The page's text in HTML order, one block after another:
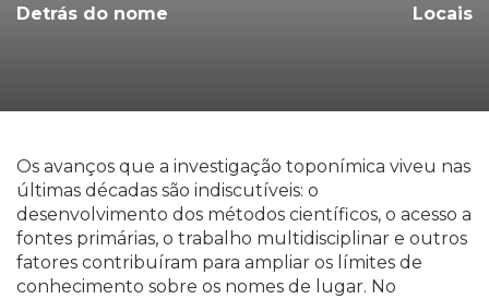
Detrás do nome Locais
Os avanços que a investigação toponímica viveu nas
últimas décadas são indiscutíveis: o
desenvolvimento dos métodos científicos, o acesso a
fontes primárias, o trabalho multidisciplinar e outros
fatores contribuíram para ampliar os límites de
conhecimento sobre os nomes de lugar. No